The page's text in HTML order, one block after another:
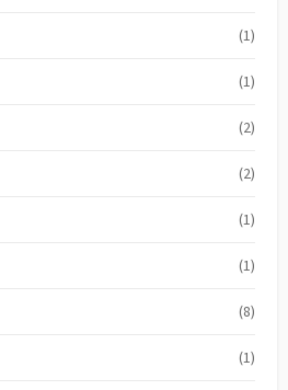
(1)
(1)
(2)
(2)
(1)
(1)
(8)
(1)